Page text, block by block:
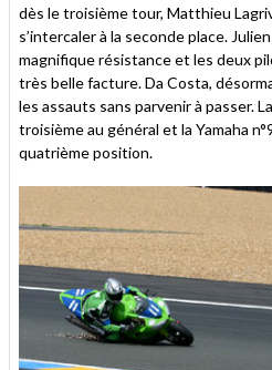
dès le troisième tour, Matthieu
s’intercaler à la seconde place.
magnifique résistance et les deux
très belle facture. Da Costa,
les assauts sans parvenir à passer.
troisième au général et la Yamaha
quatrième position.